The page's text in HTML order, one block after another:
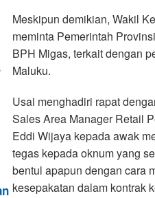
Meskipun demikian, Wakil
meminta Pemerintah
BPH Migas, terkait dengan
Maluku.
Usai menghadiri rapat
Sales Area Manager Retail
Eddi Wijaya kepada awak
tegas kepada oknum yang
bentul apapun dengan cara
kesepakatan dalam kontrak